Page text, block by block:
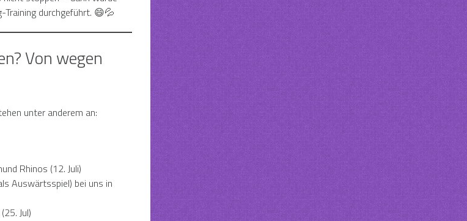
Training durchgeführt. 😄💦
Von wegen
unter anderem an:
Rhinos (12. Juli)
Auswärtsspiel) bei uns in
Jul)